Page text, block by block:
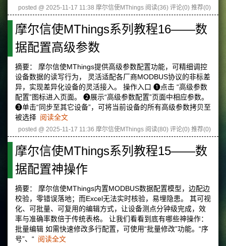
posted @ 2025-11-17 11:38 摩尔信使MThings 阅读(36) 评论(0) 推荐(0)
摩尔信使MThings系列教程16——数
据配置高级参数
摘要： 摩尔信使MThings提供高级参数配置功能，可精细调控
设备数据的读写行为， 灵活适配各厂商MODBUS协议的非标差
异，实现差异化设备的灵活接入。 操作入口 ❶点击 “高级参数
配置”图标进入页面。 ❷展示“高级参数配置”页面中相应参数。
❸单击“同步至其它设备”，可将当前设备的所有高级参数拷贝至
被选择 阅读全文
posted @ 2025-11-17 11:36 摩尔信使MThings 阅读(80) 评论(0) 推荐(0)
摩尔信使MThings系列教程15——数
据配置神操作
摘要： 摩尔信使MThings内置MODBUS数据配置模型，边配边
校验，零错误落地；而Excel无法实时核验，易埋隐患。 其可视
化、可批量、可复用的编辑方式，让设备测点分钟级完成，效
率与准确率数倍于传统表格。 让我们看看到底有哪些神操作：
批量编辑 如需快速修改多行配置，可使用“批量修改”功能。“序
号”、“ 阅读全文